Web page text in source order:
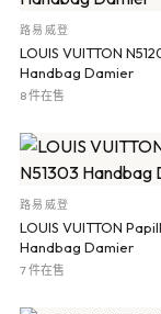
路易威登
LOUIS VUITTON
Handbag Damier
8 件在售
路易威登
LOUIS VUITTON
Handbag Damier
7 件在售